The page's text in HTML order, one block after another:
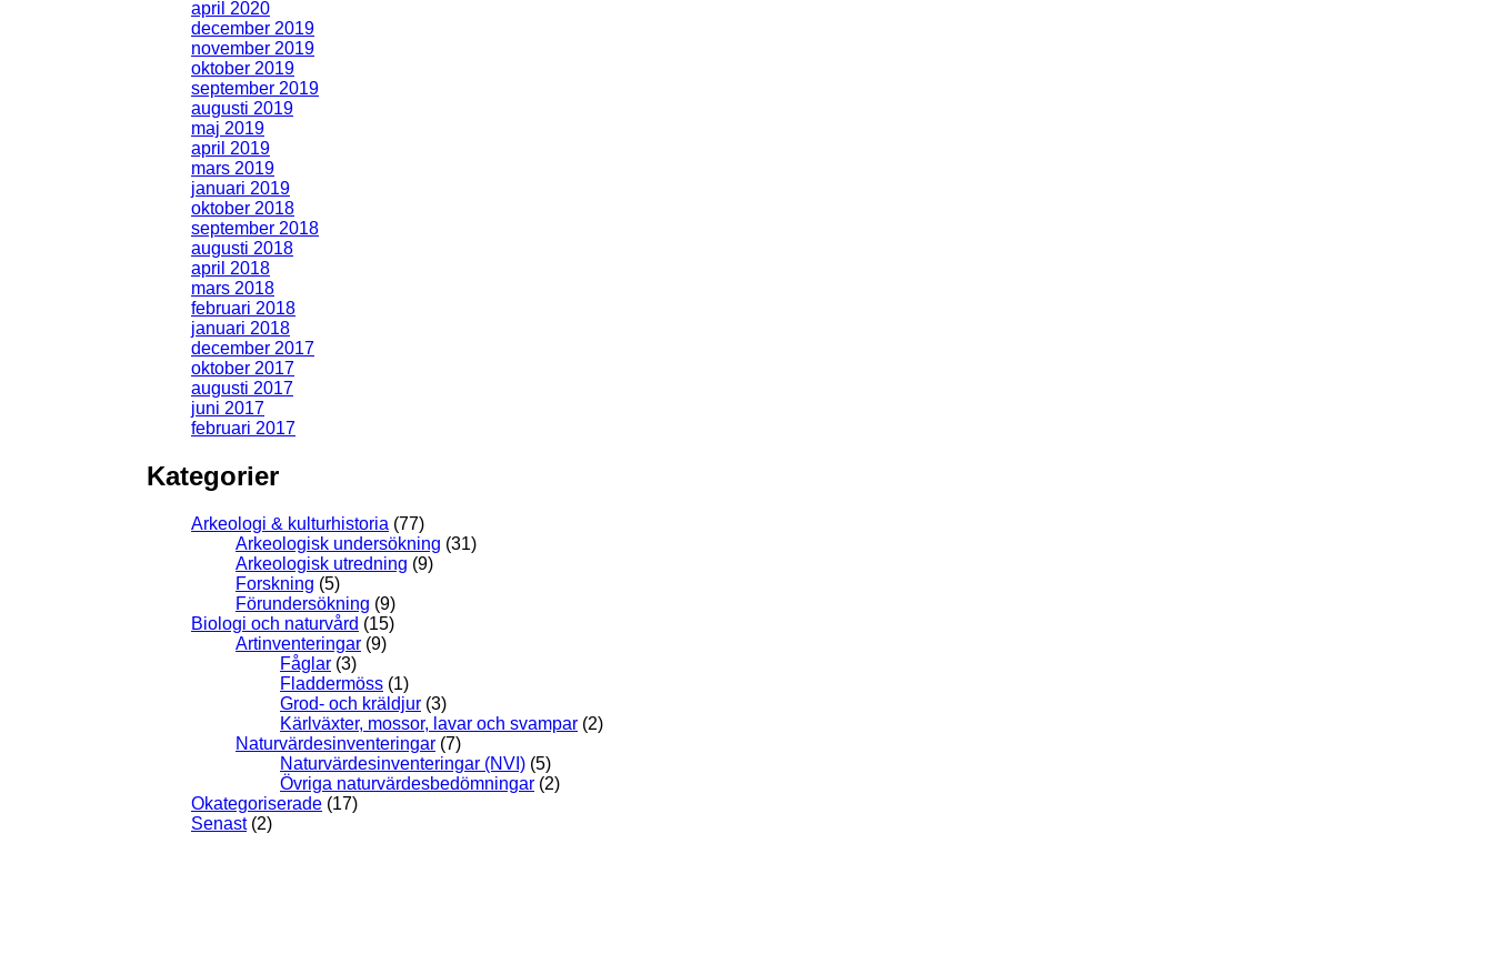
april 2020
december 2019
november 2019
oktober 2019
september 2019
augusti 2019
maj 2019
april 2019
mars 2019
januari 2019
oktober 2018
september 2018
augusti 2018
april 2018
mars 2018
februari 2018
januari 2018
december 2017
oktober 2017
augusti 2017
juni 2017
februari 2017
Kategorier
Arkeologi & kulturhistoria (77)
Arkeologisk undersökning (31)
Arkeologisk utredning (9)
Forskning (5)
Förundersökning (9)
Biologi och naturvård (15)
Artinventeringar (9)
Fåglar (3)
Fladdermöss (1)
Grod- och kräldjur (3)
Kärlväxter, mossor, lavar och svampar (2)
Naturvärdesinventeringar (7)
Naturvärdesinventeringar (NVI) (5)
Övriga naturvärdesbedömningar (2)
Okategoriserade (17)
Senast(2)